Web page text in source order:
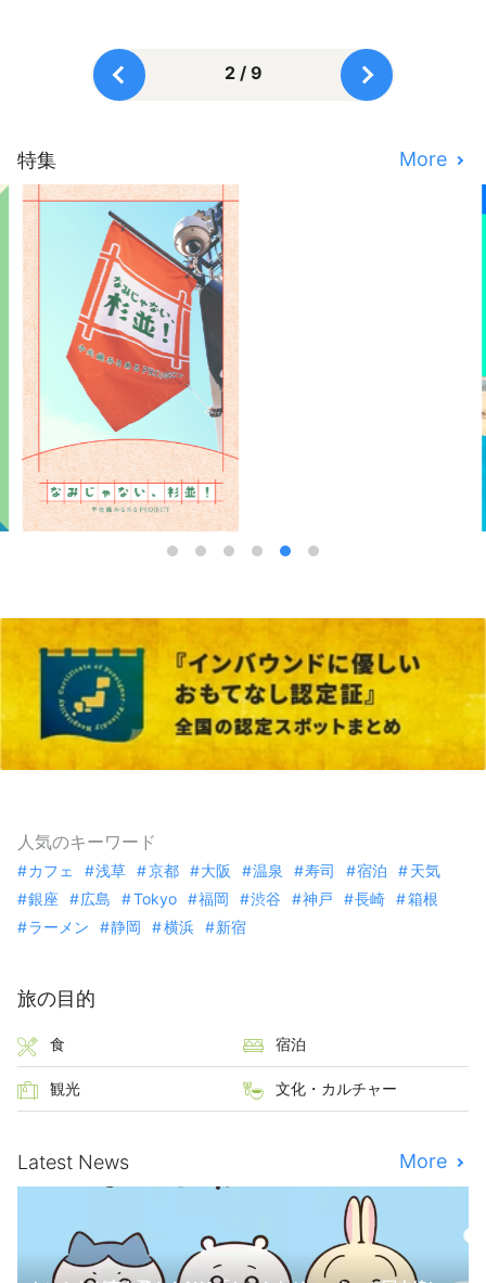
2 / 9
特集 More
人気のキーワード
カフェ 浅草 京都 大阪 温泉 寿司 宿泊
天気
銀座
広島 Tokyo 福岡 渋谷 神戸 長崎
箱根
ラーメン
静岡 横浜 新宿
旅の目的
食 宿泊
観光 文化・カルチャー
Latest News More